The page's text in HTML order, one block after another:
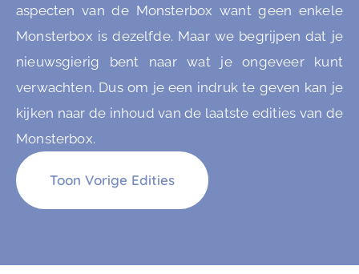
aspecten van de Monsterbox want geen enkele
Monsterbox is dezelfde. Maar we begrijpen dat je
nieuwsgierig bent naar wat je ongeveer kunt
verwachten. Dus om je een indruk te geven kan je
kijken naar de inhoud van de laatste edities van de
Monsterbox.
Toon Vorige Edities